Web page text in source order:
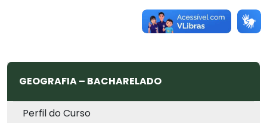
GEOGRAFIA – BACHARELADO
Perfil do Curso